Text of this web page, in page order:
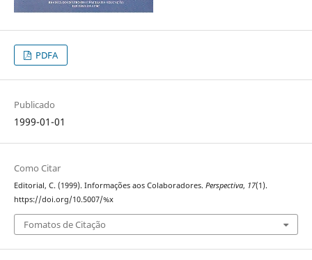
PDFA
Publicado
1999-01-01
Como Citar
Editorial, C. (1999). Informações aos Colaboradores. Perspectiva, 17(1).
https://doi.org/10.5007/%x
Fomatos de Citação